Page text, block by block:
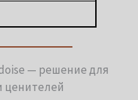
— решение для
ценителей